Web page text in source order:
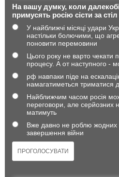
На вашу думку, коли
примусять росію сісти за
У найближчі місяці удари
настільки болючими, що
поновити перемовини
Цього року не варто чекати
процесу. А от наступного -
рф навпаки піде на
намагатиметься триматися
Найближчим часом росія
переговори, але серйозних
матимуть
Вже давно не роблю жодних
завершення війни